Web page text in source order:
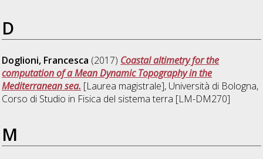
D
Doglioni, Francesca (2017) Coastal altimetry for the
computation of a Mean Dynamic Topography in the
Mediterranean sea. [Laurea magistrale], Università di Bologna,
Corso di Studio in Fisica del sistema terra [LM-DM270]
M